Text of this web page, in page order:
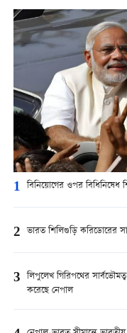
1 বিনিয়োগের ওপর বিধিনিষেধ
2 ভারত শিলিগুড়ি করিডোরের
3 লিপুলেখ গিরিপথের
করেছে নেপাল